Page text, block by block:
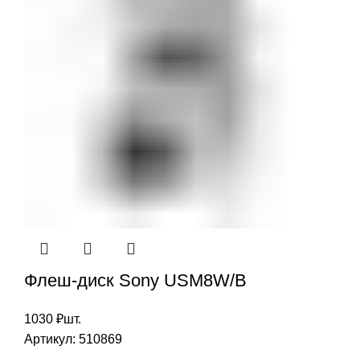
Флеш-диск Sony USM8W/B
1030 ₽шт.
Артикул: 510869